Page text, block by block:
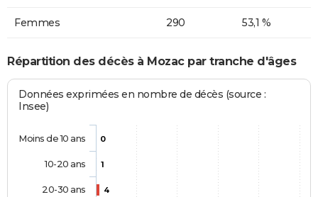
Femmes 290 53,1 %
Répartition des décès à Mozac par tranche d'âges
Données exprimées en nombre de décès (source :
Insee)
0
1
4
Moins de 10 ans
10-20 ans
20-30 ans